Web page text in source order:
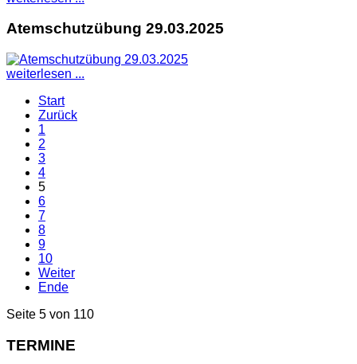
Atemschutzübung 29.03.2025
weiterlesen ...
Start
Zurück
1
2
3
4
5
6
7
8
9
10
Weiter
Ende
Seite 5 von 110
TERMINE